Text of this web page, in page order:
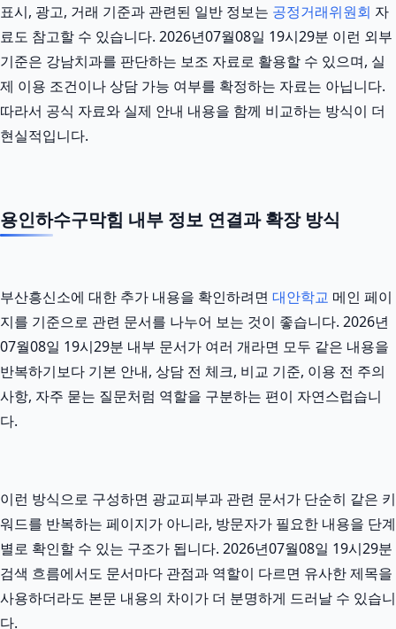
표시, 광고, 거래 기준과 관련된 일반 정보는 공정거래위원회 자
료도 참고할 수 있습니다. 2026년07월08일 19시29분 이런 외부
기준은 강남치과를 판단하는 보조 자료로 활용할 수 있으며, 실
제 이용 조건이나 상담 가능 여부를 확정하는 자료는 아닙니다.
따라서 공식 자료와 실제 안내 내용을 함께 비교하는 방식이 더
현실적입니다.
용인하수구막힘 내부 정보 연결과 확장 방식
부산흥신소에 대한 추가 내용을 확인하려면 대안학교 메인 페이
지를 기준으로 관련 문서를 나누어 보는 것이 좋습니다. 2026년
07월08일 19시29분 내부 문서가 여러 개라면 모두 같은 내용을
반복하기보다 기본 안내, 상담 전 체크, 비교 기준, 이용 전 주의
사항, 자주 묻는 질문처럼 역할을 구분하는 편이 자연스럽습니
다.
이런 방식으로 구성하면 광교피부과 관련 문서가 단순히 같은 키
워드를 반복하는 페이지가 아니라, 방문자가 필요한 내용을 단계
별로 확인할 수 있는 구조가 됩니다. 2026년07월08일 19시29분
검색 흐름에서도 문서마다 관점과 역할이 다르면 유사한 제목을
사용하더라도 본문 내용의 차이가 더 분명하게 드러날 수 있습니
다.